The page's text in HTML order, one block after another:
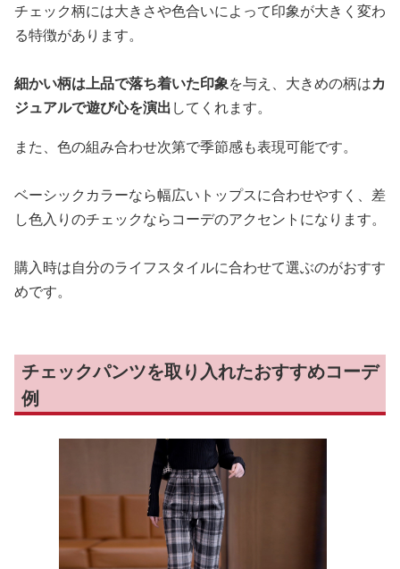
チェック柄には大きさや色合いによって印象が大きく変わ
る特徴があります。
細かい柄は上品で落ち着いた印象を与え、大きめの柄はカ
ジュアルで遊び心を演出してくれます。
また、色の組み合わせ次第で季節感も表現可能です。
ベーシックカラーなら幅広いトップスに合わせやすく、差
し色入りのチェックならコーデのアクセントになります。
購入時は自分のライフスタイルに合わせて選ぶのがおすす
めです。
チェックパンツを取り入れたおすすめコーデ
例